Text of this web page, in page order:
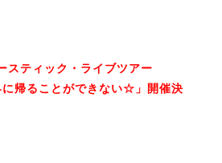
スティック・ライブツアー
帰ることができない☆」開催決